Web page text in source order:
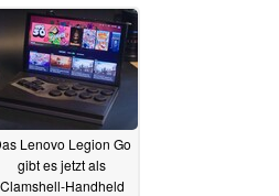
Lenovo Legion Go
gibt es jetzt als
Clamshell-Handheld